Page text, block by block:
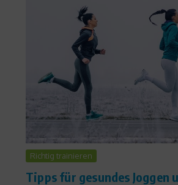
Richtig trainieren
Tipps für gesundes Joggen